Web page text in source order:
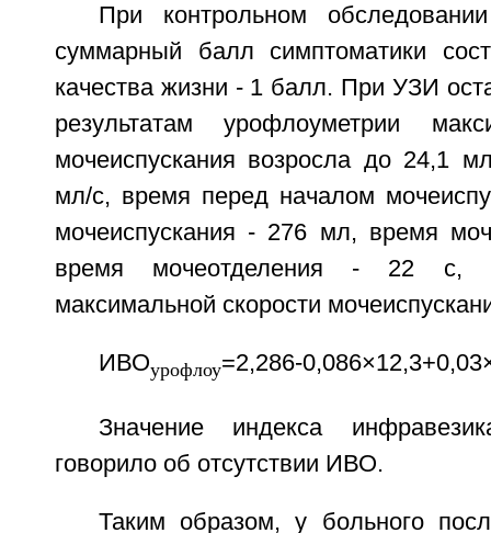
При контрольном
суммарный балл симптоматики
качества жизни - 1 балл. При УЗИ
результатам урофлоуметрии
мочеиспускания возросла до 24,1
мл/с, время перед началом
мочеиспускания - 276 мл, время
время мочеотделения - 22 с,
максимальной скорости
ИВОурофлоу=2,286-
Значение индекса
говорило об отсутствии ИВО.
Таким образом, у больного